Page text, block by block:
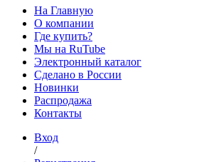
На Главную
О компании
Где купить?
Мы на RuTube
Электронный каталог
Сделано в России
Новинки
Распродажа
Контакты
Вход
/